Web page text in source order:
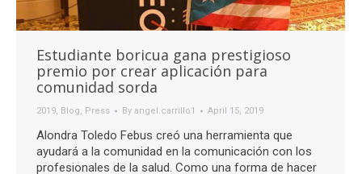
Estudiante boricua gana prestigioso
premio por crear aplicación para
comunidad sorda
2019, Blog, Press By angel.carrillo1 April 15, 2019
Alondra Toledo Febus creó una herramienta que
ayudará a la comunidad en la comunicación con los
profesionales de la salud. Como una forma de hacer